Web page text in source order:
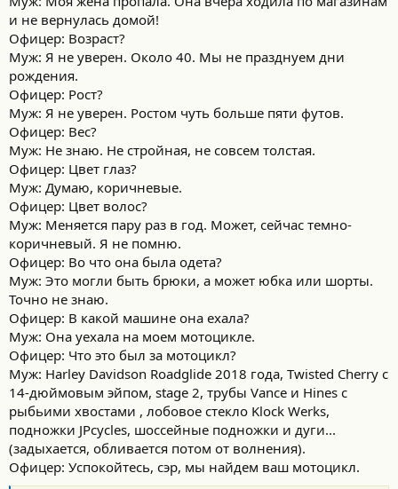
и не вернулась домой!
Офицер: Возраст?
Муж: Я не уверен. Около 40. Мы не празднуем дни
рождения.
Офицер: Рост?
Муж: Я не уверен. Ростом чуть больше пяти футов.
Офицер: Вес?
Муж: Не знаю. Не стройная, не совсем толстая.
Офицер: Цвет глаз?
Муж: Думаю, коричневые.
Офицер: Цвет волос?
Муж: Меняется пару раз в год. Может, сейчас темно-
коричневый. Я не помню.
Офицер: Во что она была одета?
Муж: Это могли быть брюки, а может юбка или шорты.
Точно не знаю.
Офицер: В какой машине она ехала?
Муж: Она уехала на моем мотоцикле.
Офицер: Что это был за мотоцикл?
Муж: Harley Davidson Roadglide 2018 года, Twisted Cherry с
14-дюймовым эйпом, stage 2, трубы Vance и Hines с
рыбьими хвостами , лобовое стекло Klock Werks,
подножки JPcycles, шоссейные подножки и дуги...
(задыхается, обливается потом от волнения).
Офицер: Успокойтесь, сэр, мы найдем ваш мотоцикл.